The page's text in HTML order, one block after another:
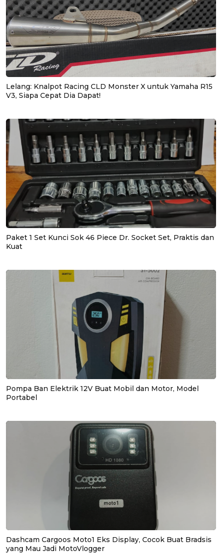
Lelang: Knalpot Racing CLD Monster X untuk Yamaha R15
V3, Siapa Cepat Dia Dapat!
Paket 1 Set Kunci Sok 46 Piece Dr. Socket Set, Praktis dan
Kuat
Pompa Ban Elektrik 12V Buat Mobil dan Motor, Model
Portabel
Dashcam Cargoos Moto1 Eks Display, Cocok Buat Bradsis
yang Mau Jadi MotoVlogger